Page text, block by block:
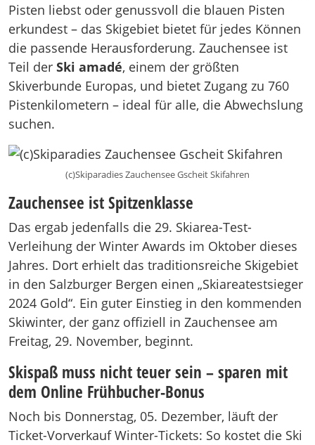
Pisten liebst oder genussvoll die blauen Pisten
erkundest – das Skigebiet bietet für jedes Können
die passende Herausforderung. Zauchensee ist
Teil der Ski amadé, einem der größten
Skiverbunde Europas, und bietet Zugang zu 760
Pistenkilometern – ideal für alle, die Abwechslung
suchen.
(c)Skiparadies Zauchensee Gscheit Skifahren
Zauchensee ist Spitzenklasse
Das ergab jedenfalls die 29. Skiarea-Test-
Verleihung der Winter Awards im Oktober dieses
Jahres. Dort erhielt das traditionsreiche Skigebiet
in den Salzburger Bergen einen „Skiareatestsieger
2024 Gold“. Ein guter Einstieg in den kommenden
Skiwinter, der ganz offiziell in Zauchensee am
Freitag, 29. November, beginnt.
Skispaß muss nicht teuer sein – sparen mit
dem Online Frühbucher-Bonus
Noch bis Donnerstag, 05. Dezember, läuft der
Ticket-Vorverkauf Winter-Tickets: So kostet die Ski